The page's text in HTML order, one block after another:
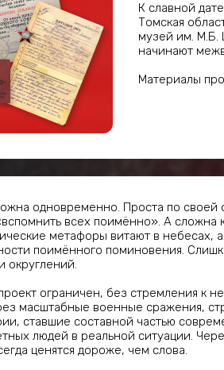
К славной
Томская
музей им. М.Б.
начинают
Материалы
одновременно. Проста по
всех поимённо». А сложна
метафоры витают в небесах,
поимённого поминовения.
округлений.
ограничен, без стремления к
масштабные военные сражения,
ставшие составной частью
людей в реальной ситуации.
ценятся дороже, чем слова.